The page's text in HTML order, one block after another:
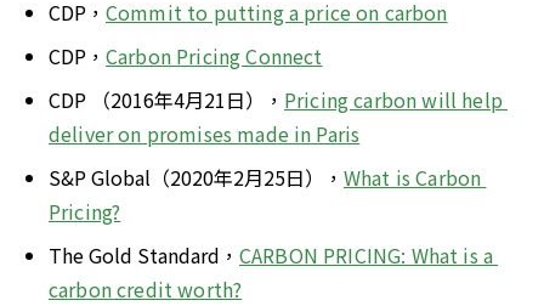
CDP， Commit to putting a price on carbon
CDP， Carbon Pricing Connect
CDP （2016年4月21日）， Pricing carbon will help
deliver on promises made in Paris
S&P Global（2020年2月25日）， What is Carbon
Pricing?
The Gold Standard， CARBON PRICING: What is a
carbon credit worth?